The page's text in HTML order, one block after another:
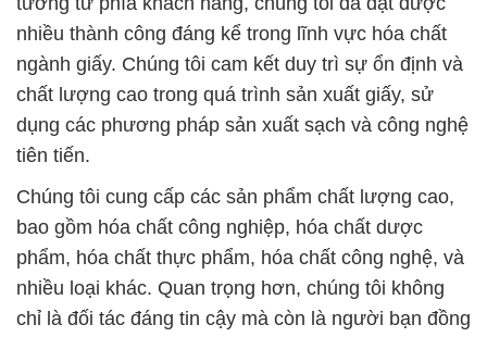
nhiều thành công đáng kể trong lĩnh vực hóa chất
ngành giấy. Chúng tôi cam kết duy trì sự ổn định và
chất lượng cao trong quá trình sản xuất giấy, sử
dụng các phương pháp sản xuất sạch và công nghệ
tiên tiến.
Chúng tôi cung cấp các sản phẩm chất lượng cao,
bao gồm hóa chất công nghiệp, hóa chất dược
phẩm, hóa chất thực phẩm, hóa chất công nghệ, và
nhiều loại khác. Quan trọng hơn, chúng tôi không
chỉ là đối tác đáng tin cậy mà còn là người bạn đồng